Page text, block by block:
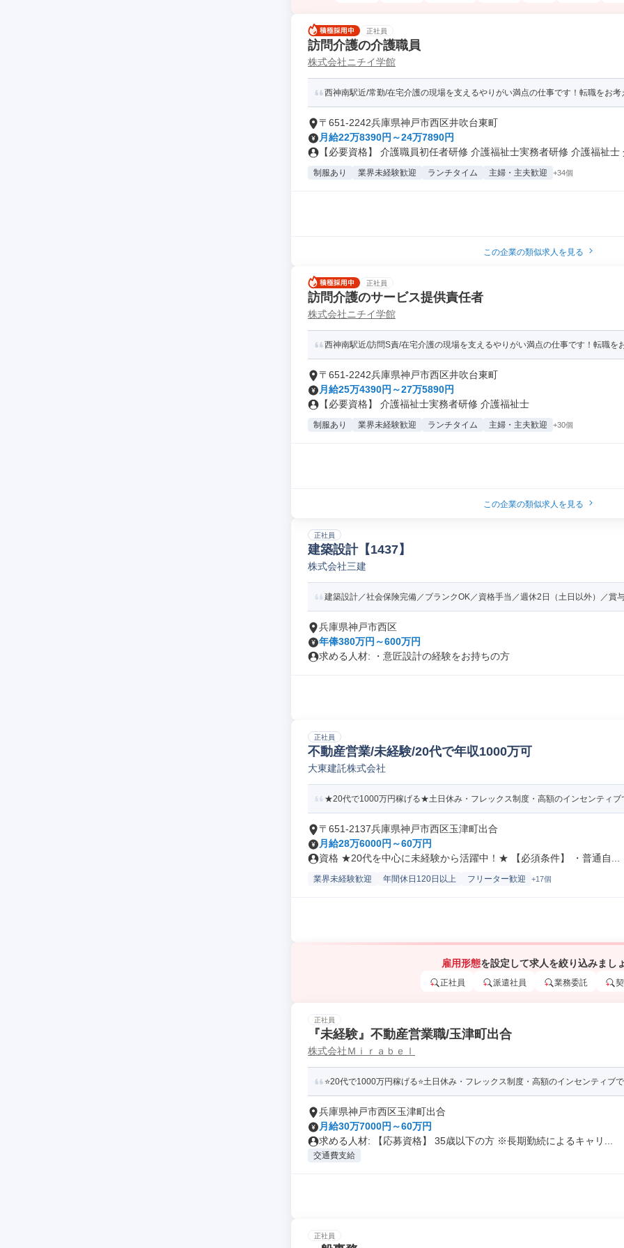
正社員
訪問介護の介護職員
株式会社ニチイ学館
西神南駅近/常勤/在宅介護の現場を支えるやりがい満点の仕事です！転職をお
〒651-2242兵庫県神戸市西区井吹台東町
月給22万8390円～24万7890円
【必要資格】 介護職員初任者研修 介護福祉士実務者研修 介護福祉士
制服あり 業界未経験歓迎 ランチタイム 主婦・主夫歓迎 +34個
この企業の類似求人を見る
正社員
訪問介護のサービス提供責任者
株式会社ニチイ学館
西神南駅近/訪問S責/在宅介護の現場を支えるやりがい満点の仕事です！転職を
〒651-2242兵庫県神戸市西区井吹台東町
月給25万4390円～27万5890円
【必要資格】 介護福祉士実務者研修 介護福祉士
制服あり 業界未経験歓迎 ランチタイム 主婦・主夫歓迎 +30個
この企業の類似求人を見る
正社員
建築設計【1437】
株式会社三建
建築設計／社会保険完備／ブランクOK／資格手当／週休2日（土日以外）／賞
兵庫県神戸市西区
年俸380万円～600万円
求める人材: ・意匠設計の経験をお持ちの方
正社員
不動産営業/未経験/20代で年収1000万可
大東建託株式会社
★20代で1000万円稼げる★土日休み・フレックス制度・高額のインセンティ
〒651-2137兵庫県神戸市西区玉津町出合
月給28万6000円～60万円
資格 ★20代を中心に未経験から活躍中！★ 【必須条件】 ・普通自...
業界未経験歓迎 年間休日120日以上 フリーター歓迎 +17個
雇用形態を設定して求人を絞り込みまし
正社員 派遣社員 業務委託
正社員
『未経験』不動産営業職/玉津町出合
株式会社Ｍｉｒａｂｅｌ
⭐️20代で1000万円稼げる⭐️土日休み・フレックス制度・高額のインセンティブ
兵庫県神戸市西区玉津町出合
月給30万7000円～60万円
求める人材: 【応募資格】 35歳以下の方 ※長期勤続によるキャリ...
交通費支給
正社員